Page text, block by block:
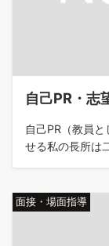
自己PR・志
自己PR（教員
せる私の長所は
面接・場面指導